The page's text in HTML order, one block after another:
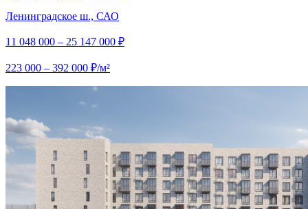
Ленинградское ш., САО
11 048 000 – 25 147 000 ₽
223 000 – 392 000 ₽/м²